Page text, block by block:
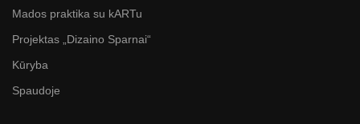
Mados praktika su kARTu
Projektas „Dizaino Sparnai“
Kūryba
Spaudoje